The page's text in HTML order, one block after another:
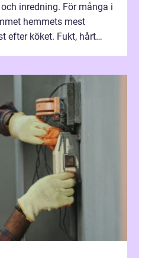
inredning. För många i
hemmets mest
efter köket. Fukt, hårt